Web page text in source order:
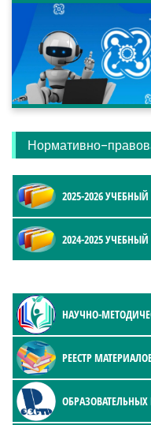
Нормативно-
2025-2026
2024-2025
НАУЧНО-
РЕЕСТР